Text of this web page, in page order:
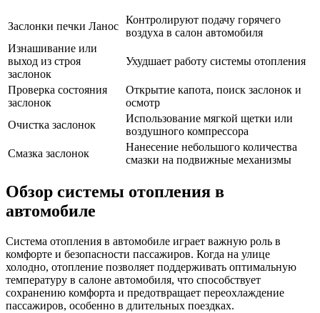
Заслонки печки Ланос
Контролируют подачу горячего
воздуха в салон автомобиля
Изнашивание или
выход из строя
заслонок
Ухудшает работу системы отопления
Проверка состояния
заслонок
Открытие капота, поиск заслонок и
осмотр
Очистка заслонок
Использование мягкой щетки или
воздушного компрессора
Смазка заслонок
Нанесение небольшого количества
смазки на подвижные механизмы
Обзор системы отопления в
автомобиле
Система отопления в автомобиле играет важную роль в
комфорте и безопасности пассажиров. Когда на улице
холодно, отопление позволяет поддерживать оптимальную
температуру в салоне автомобиля, что способствует
сохранению комфорта и предотвращает переохлаждение
пассажиров, особенно в длительных поездках.